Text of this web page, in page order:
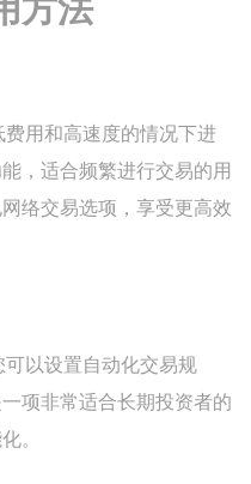
方法
用和高速度的情况下进
，适合频繁进行交易的用
络交易选项，享受更高效
以设置自动化交易规
项非常适合长期投资者的
。